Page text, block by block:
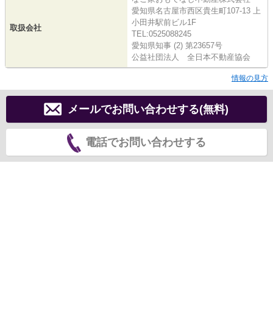
取扱会社
愛知県名古屋市西区貴生町107-13 上
小田井駅前ビル1F
TEL:0525088245
愛知県知事 (2) 第23657号
公益社団法人 全日本不動産協会
情報の見方
メールでお問い合わせする(無料)
電話でお問い合わせする